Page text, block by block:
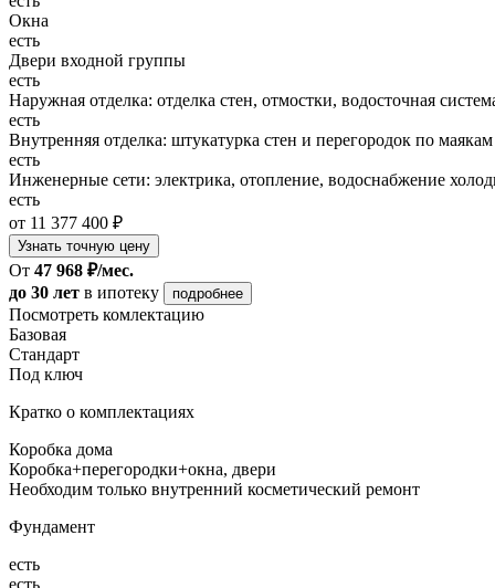
Окна
есть
Двери входной группы
есть
Наружная отделка: отделка стен, отмостки, водосточная
есть
Внутренняя отделка: штукатурка стен и перегородок по маякам
есть
Инженерные сети: электрика, отопление, водоснабжение
есть
от 11 377 400 ₽
Узнать точную цену
От 47 968 ₽/мес.
до 30 лет в ипотеку подробнее
Посмотреть комлектацию
Базовая
Стандарт
Под ключ
Кратко о комплектациях
Коробка дома
Коробка+перегородки+окна, двери
Необходим только внутренний косметический ремонт
Фундамент
есть
есть